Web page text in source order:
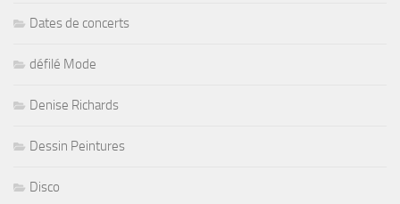
Dates de concerts
défilé Mode
Denise Richards
Dessin Peintures
Disco